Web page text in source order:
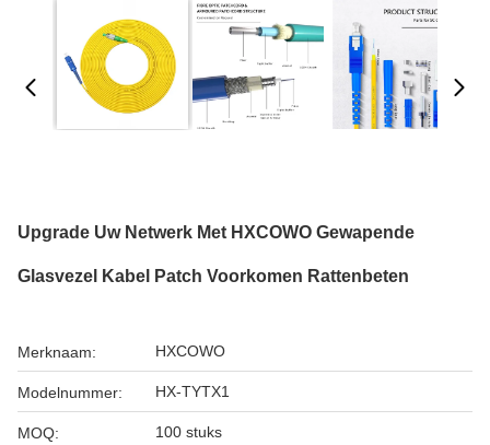
Upgrade Uw Netwerk Met HXCOWO Gewapende
Glasvezel Kabel Patch Voorkomen Rattenbeten
Merknaam: HXCOWO
Modelnummer: HX-TYTX1
MOQ: 100 stuks